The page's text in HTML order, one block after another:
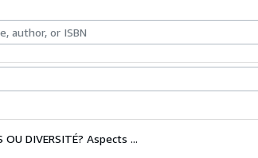
OU DIVERSITÉ? Aspects ...